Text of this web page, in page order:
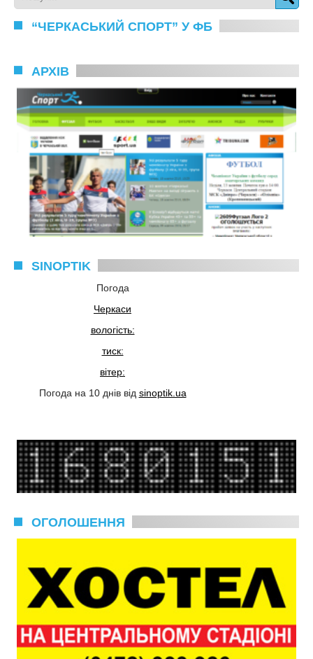
“ЧЕРКАСЬКИЙ СПОРТ” У ФБ
АРХІВ
SINOPTIK
Погода
Черкаси
вологість:
тиск:
вітер:
Погода на 10 днів від sinoptik.ua
ОГОЛОШЕННЯ